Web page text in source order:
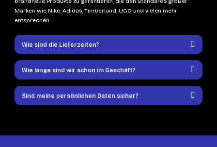
Marken wie Nike, Adidas, Timberland, UGG und vielen mehr
entsprechen.
Wie sind die Lieferzeiten?
Wie lange sind wir schon im Geschäft?
Sind meine persönlichen Daten sicher?